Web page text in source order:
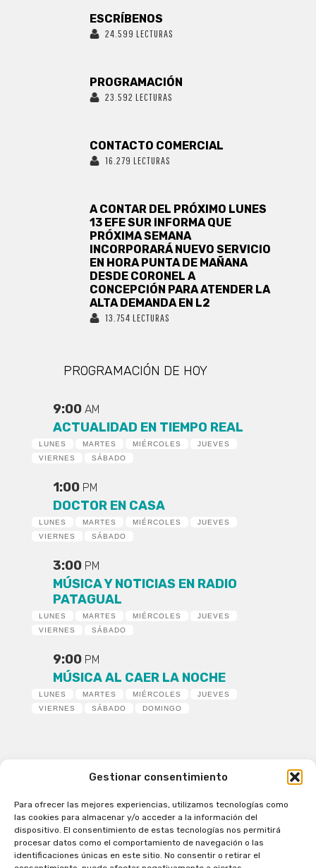
Gestionar consentimiento
Para ofrecer las mejores experiencias, utilizamos tecnologías como
las cookies para almacenar y/o acceder a la información del
dispositivo. El consentimiento de estas tecnologías nos permitirá
procesar datos como el comportamiento de navegación o las
identificaciones únicas en este sitio. No consentir o retirar el
ESCRÍBENOS
24.599 LECTURAS
PROGRAMACIÓN
23.592 LECTURAS
CONTACTO COMERCIAL
16.279 LECTURAS
A CONTAR DEL PRÓXIMO LUNES
13 EFE SUR INFORMA QUE
PRÓXIMA SEMANA
INCORPORARÁ NUEVO SERVICIO
EN HORA PUNTA DE MAÑANA
DESDE CORONEL A
CONCEPCIÓN PARA ATENDER LA
ALTA DEMANDA EN L2
13.754 LECTURAS
PROGRAMACIÓN DE HOY
9:00 AM
ACTUALIDAD EN TIEMPO REAL
LUNES MARTES MIÉRCOLES
JUEVES
VIERNES
SÁBADO
1:00 PM
DOCTOR EN CASA
LUNES MARTES MIÉRCOLES
JUEVES
VIERNES
SÁBADO
3:00 PM
MÚSICA Y NOTICIAS EN RADIO
PATAGUAL
LUNES MARTES MIÉRCOLES
JUEVES
VIERNES
SÁBADO
9:00 PM
MÚSICA AL CAER LA NOCHE
LUNES MARTES MIÉRCOLES
JUEVES
VIERNES
SÁBADO DOMINGO
Patagual Radio Digital 2026 - Todos los derechos
reservados
la Radio de Verdad